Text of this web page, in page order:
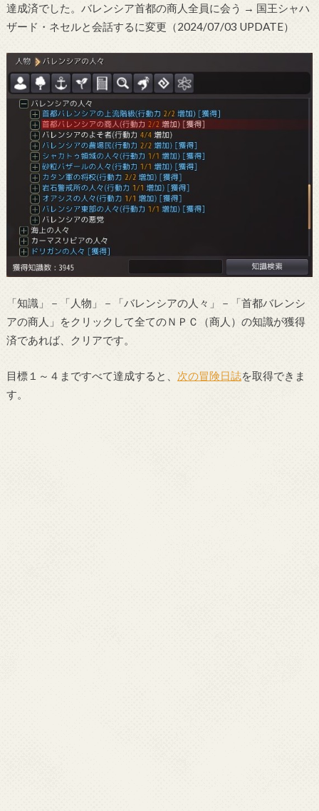
達成済でした。バレンシア首都の商人全員に会う → 国王シャハ
ザード・ネセルと会話するに変更（2024/07/03 UPDATE）
「知識」－「人物」－「バレンシアの人々」－「首都バレンシ
アの商人」をクリックして全てのＮＰＣ（商人）の知識が獲得
済であれば、クリアです。
目標１～４まですべて達成すると、 次の冒険日誌を取得できま
す。